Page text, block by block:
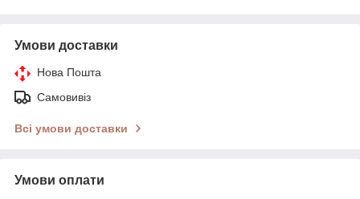
Умови доставки
Нова Пошта
Самовивіз
Всі умови доставки
Умови оплати